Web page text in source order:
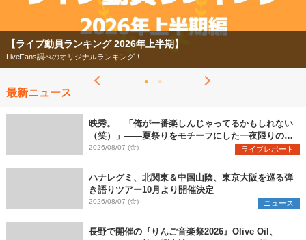
【フェス特集2026】
今年もフェスの季節がやってきた！
最新ニュース
映秀。 「俺が一番楽しんじゃってるかもしれない
（笑）」――夏祭りをモチーフにした一夜限りのス
ペシャルライブ『色祭』レポート
2026/08/07 (金) ライブレポート
ハナレグミ、北関東＆中国山陰、東京大阪を巡る弾
き語りツアー10月より開催決定
2026/08/07 (金) ニュース
長野で開催の『りんご音楽祭2026』Olive Oil、